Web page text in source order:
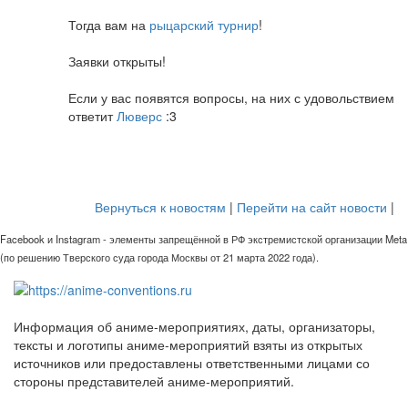
Тогда вам на рыцарский турнир!
Заявки открыты!
Если у вас появятся вопросы, на них с удовольствием
ответитЛюверс :3
Вернуться к новостям | Перейти на сайт новости |
Facebook и Instagram - элементы запрещённой в РФ экстремистской организации Meta
(по решению Тверского суда города Москвы от 21 марта 2022 года).
Информация об аниме-мероприятиях, даты, организаторы,
тексты и логотипы аниме-мероприятий взяты из открытых
источников или предоставлены ответственными лицами со
стороны представителей аниме-мероприятий.